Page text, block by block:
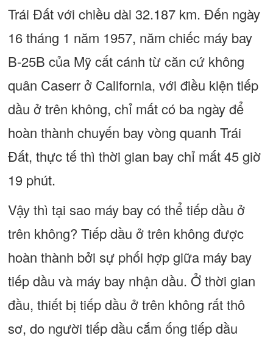
Trái Đất với chiều dài 32.187 km. Đến ngày
16 tháng 1 năm 1957, năm chiếc máy bay
B-25B của Mỹ cất cánh từ căn cứ không
quân Caserr ở California, với điều kiện tiếp
dầu ở trên không, chỉ mất có ba ngày để
hoàn thành chuyến bay vòng quanh Trái
Đất, thực tế thì thời gian bay chỉ mất 45 giờ
19 phút.
Vậy thì tại sao máy bay có thể tiếp dầu ở
trên không? Tiếp dầu ở trên không được
hoàn thành bởi sự phối hợp giữa máy bay
tiếp dầu và máy bay nhận dầu. Ở thời gian
đầu, thiết bị tiếp dầu ở trên không rất thô
sơ, do người tiếp dầu cắm ống tiếp dầu